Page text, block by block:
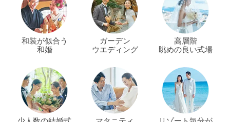
和装が似合う
和婚
ガーデン
ウエディング
高層階
眺めの良い式場